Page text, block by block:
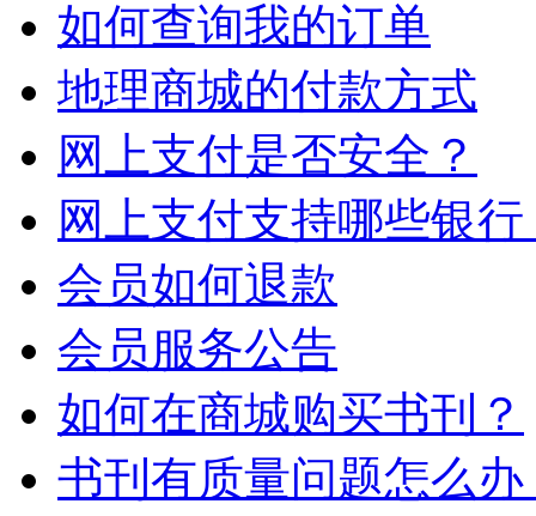
如何查询我的订单
地理商城的付款方式
网上支付是否安全？
网上支付支持哪些银行
会员如何退款
会员服务公告
如何在商城购买书刊？
书刊有质量问题怎么办